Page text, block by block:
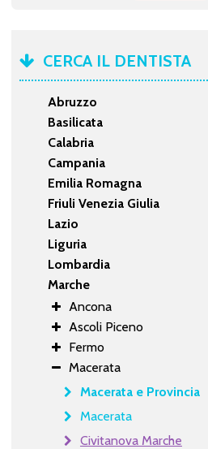
CERCA IL DENTISTA
Abruzzo
Basilicata
Calabria
Campania
Emilia Romagna
Friuli Venezia Giulia
Lazio
Liguria
Lombardia
Marche
Ancona
Ascoli Piceno
Fermo
Macerata
Macerata e Provincia
Macerata
Civitanova Marche